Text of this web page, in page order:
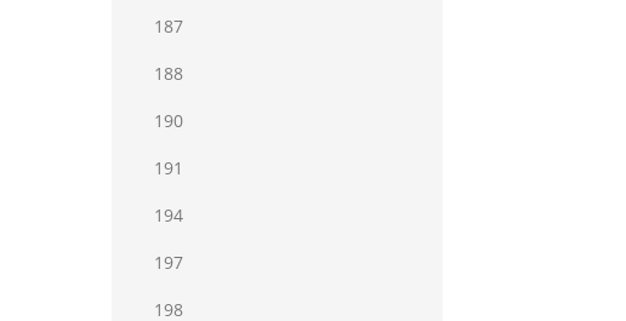
187
188
190
191
194
197
198